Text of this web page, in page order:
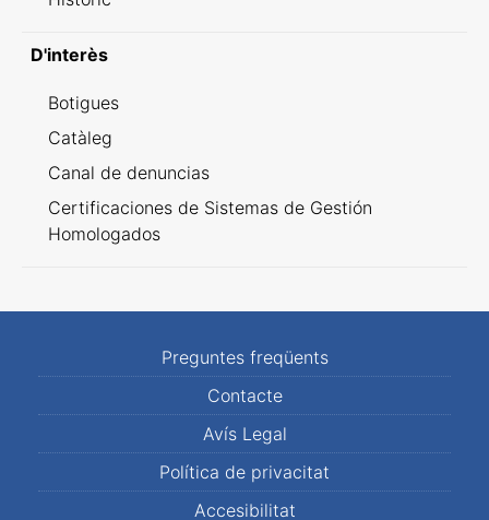
D'interès
Botigues
Catàleg
Canal de denuncias
Certificaciones de Sistemas de Gestión
Homologados
Preguntes freqüents
Contacte
Avís Legal
Política de privacitat
Accesibilitat